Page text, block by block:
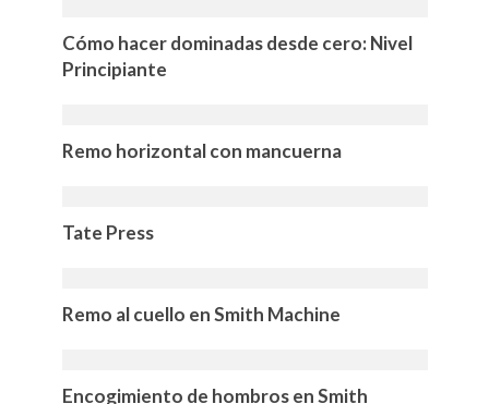
Cómo hacer dominadas desde cero: Nivel
Principiante
Remo horizontal con mancuerna
Tate Press
Remo al cuello en Smith Machine
Encogimiento de hombros en Smith